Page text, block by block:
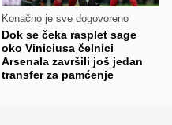
Konačno je sve dogovoreno
Dok se čeka rasplet sage
oko Viniciusa čelnici
Arsenala završili još jedan
transfer za pamćenje